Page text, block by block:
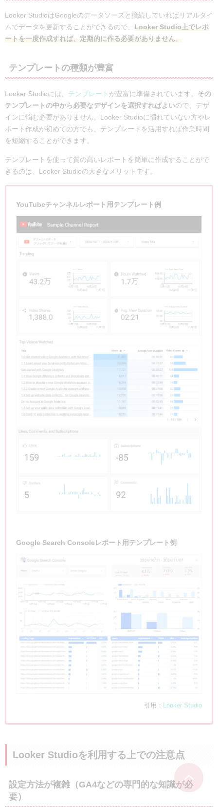
Looker StudioはGoogleのデータソースと接続していればリアルタイ
ムでデータを更新することができるので、 Looker Studio上でレポ
ートを一度作成すれば、定期的に作る必要がありません。
テンプレートの種類が豊富
Looker Studioには、 テンプレート が豊富に準備されています。 その
テンプレートの中から必要なデザインを選択すればよいので、デザ
インに悩む必要がありません。Looker Studioに慣れていない方やレ
ポート作成が初めての方でも、テンプレートを活用すれば作業時間
を短縮することができます。
テンプレートを使って質の高いレポートを簡単に作成することがで
きるのは、Looker Studioの大きなメリットです。
YouTubeチャンネルレポート用テンプレート例
Google Search Consoleレポート用テンプレート例
引用： Looker Studio
Looker Studioを利用する上での注意点
設定方法が複雑（GA4などの専門的な知識が必
要）